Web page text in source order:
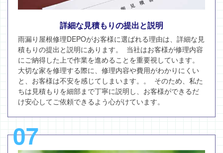
詳細な見積もりの提出と説明
雨漏り屋根修理DEPOがお客様に選ばれる理由は、詳細な見
積もりの提出と説明にあります。 当社はお客様が修理内容
にご納得した上で作業を進めることを重要視しています。
大切な家を修理する際に、修理内容や費用がわかりにくい
と、お客様は不安を感じてしまいます。。 そのため、私た
ちは見積もりを細部まで丁寧に説明し、お客様ができるだ
け安心してご依頼できるよう心がけています。
07